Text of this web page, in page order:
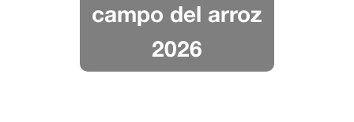
campo del arroz
2026